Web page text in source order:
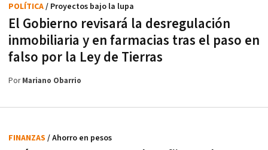
El Gobierno revisará la desregulación
inmobiliaria y en farmacias tras el paso en
falso por la Ley de Tierras
POLÍTICA/ Proyectos bajo la lupa
PorMariano Obarrio
FINANZAS / Ahorro en pesos